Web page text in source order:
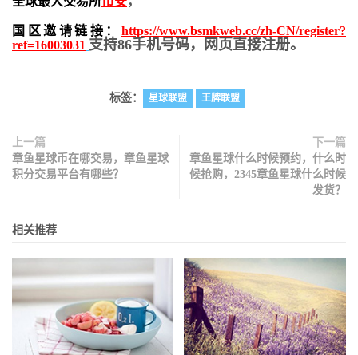
国区邀请链接： https://www.bsmkweb.cc/zh-CN/register?
ref=16003031 支持86手机号码，网页直接注册。
标签： 星球联盟 王牌联盟
上一篇
章鱼星球币在哪交易，章鱼星球
积分交易平台有哪些？
下一篇
章鱼星球什么时候预约，什么时
候抢购，2345章鱼星球什么时候
发货？
相关推荐